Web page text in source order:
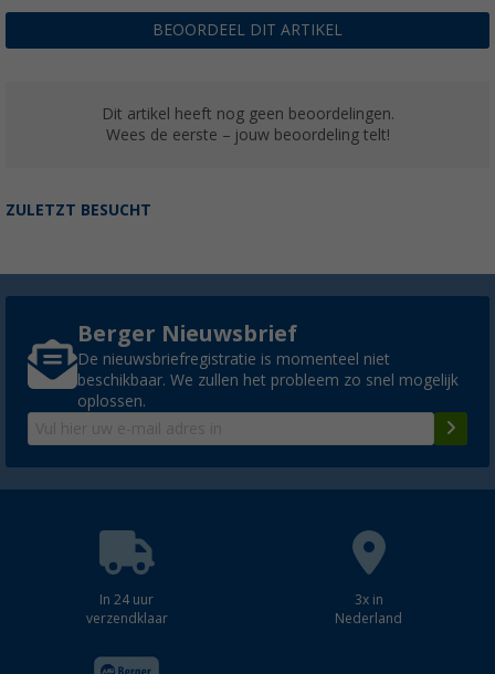
BEOORDEEL DIT ARTIKEL
Dit artikel heeft nog geen beoordelingen.
Wees de eerste – jouw beoordeling telt!
ZULETZT BESUCHT
Berger Nieuwsbrief
De nieuwsbriefregistratie is momenteel niet
beschikbaar. We zullen het probleem zo snel mogelijk
oplossen.
In 24 uur
verzendklaar
3x in
Nederland